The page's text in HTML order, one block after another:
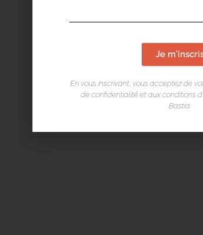
Je
En vous inscrivant, vous acceptez de
de confidentialité et aux conditions
Bastia.